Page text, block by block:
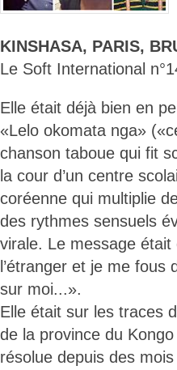
KINSHASA, PARIS,
Le Soft International
Elle était déjà bien en
«Lelo okomata nga»
chanson taboue qui fit
la cour d’un centre
coréenne qui multiplie
des rythmes sensuels
virale. Le message
l’étranger et je me
sur moi...».
Elle était sur les traces
de la province du
résolue depuis des